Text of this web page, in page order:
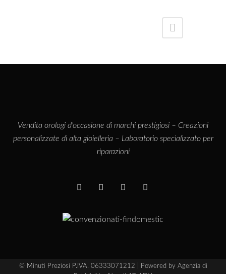
Vendita orologi d’occasione di marchi prestigiosi – Creazioni
personalizzate di alta gioielleria – Laboratorio specializzato per
riparazioni
© Minuti Preziosi P.IVA. 06333071212 | Powered by Agenzia di